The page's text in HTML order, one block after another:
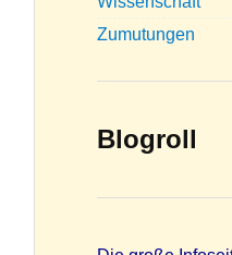
Zumutungen
Blogroll